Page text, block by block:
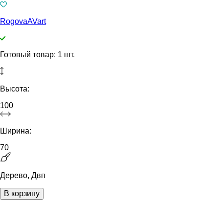
RogovaAVart
Готовый товар: 1 шт.
Высота:
100
Ширина:
70
Дерево, Двп
В корзину